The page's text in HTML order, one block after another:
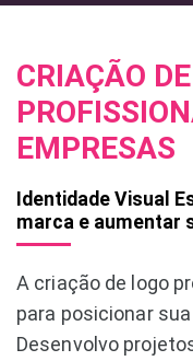
CRIAÇÃO
EMPRESAS
Identidade Visual
marca e aumentar
A criação de logo
para posicionar
Desenvolvo